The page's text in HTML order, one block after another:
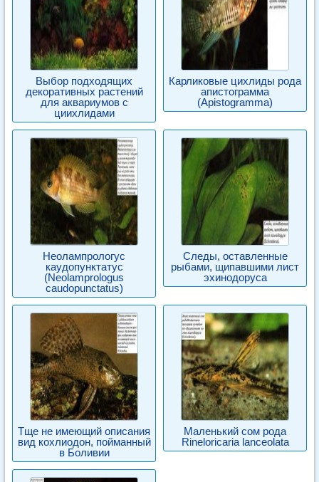
Выбор подходящих
декоративных растений
для аквариумов с
циихлидами
Карликовые цихлиды рода
апистограмма
(Apistogramma)
Неолампрологус
каудопунктатус
(Neolamprologus
caudopunctatus)
Следы, оставленные
рыбами, щипавшими лист
эхинодоруса
Tще не имеющий описания
вид кохлиодон, пойманный
в Боливии
Маленький сом рода
Rineloricaria lanceolata